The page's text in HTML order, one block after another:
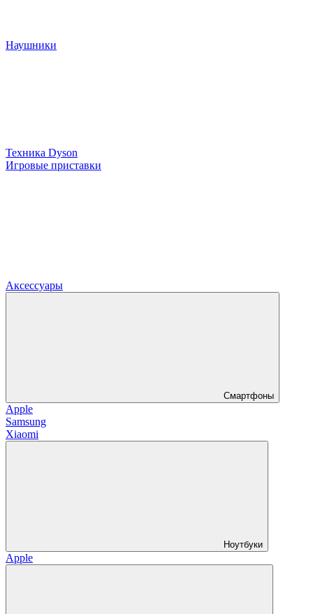
Наушники
Техника Dyson
Игровые приставки
Аксессуары
Смартфоны
Apple
Samsung
Xiaomi
Ноутбуки
Apple